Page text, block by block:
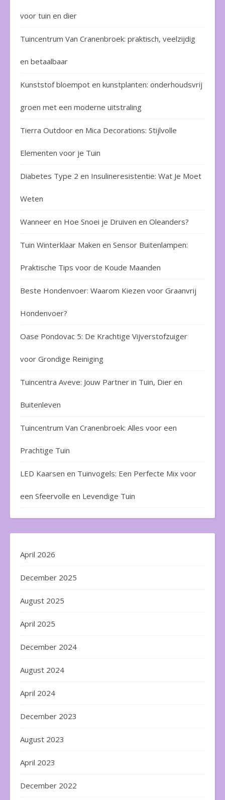
voor tuin en dier
Tuincentrum Van Cranenbroek: praktisch, veelzijdig
en betaalbaar
Kunststof bloempot en kunstplanten: onderhoudsvrij
groen met een moderne uitstraling
Tierra Outdoor en Mica Decorations: Stijlvolle
Elementen voor je Tuin
Diabetes Type 2 en Insulineresistentie: Wat Je Moet
Weten
Wanneer en Hoe Snoei je Druiven en Oleanders?
Tuin Winterklaar Maken en Sensor Buitenlampen:
Praktische Tips voor de Koude Maanden
Beste Hondenvoer: Waarom Kiezen voor Graanvrij
Hondenvoer?
Oase Pondovac 5: De Krachtige Vijverstofzuiger
voor Grondige Reiniging
Tuincentra Aveve: Jouw Partner in Tuin, Dier en
Buitenleven
Tuincentrum Van Cranenbroek: Alles voor een
Prachtige Tuin
LED Kaarsen en Tuinvogels: Een Perfecte Mix voor
een Sfeervolle en Levendige Tuin
April 2026
December 2025
August 2025
April 2025
December 2024
August 2024
April 2024
December 2023
August 2023
April 2023
December 2022